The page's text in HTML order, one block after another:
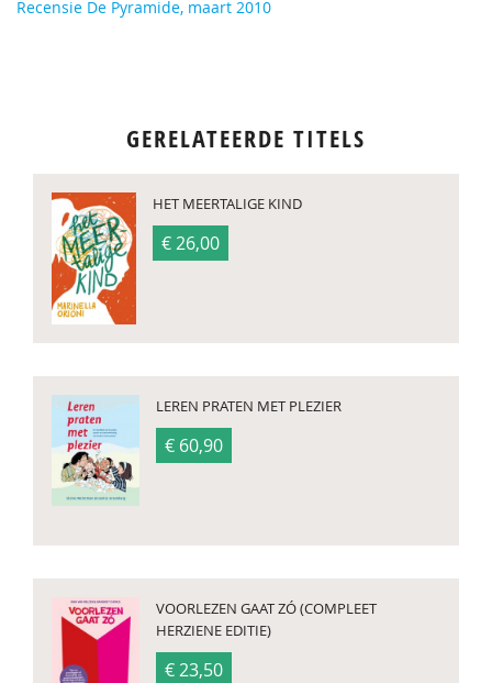
Recensie De Pyramide, maart 2010
GERELATEERDE TITELS
HET MEERTALIGE KIND
€ 26,00
LEREN PRATEN MET PLEZIER
€ 60,90
VOORLEZEN GAAT ZÓ (COMPLEET
HERZIENE EDITIE)
€ 23,50